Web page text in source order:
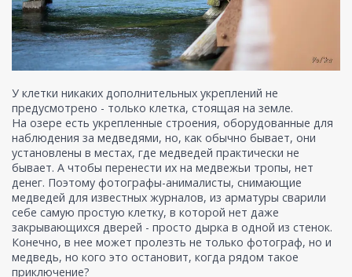
У клетки никаких дополнительных укреплений не
предусмотрено - только клетка, стоящая на земле.
На озере есть укрепленные строения, оборудованные для
наблюдения за медведями, но, как обычно бывает, они
установлены в местах, где медведей практически не
бывает. А чтобы перенести их на медвежьи тропы, нет
денег. Поэтому фотографы-анималисты, снимающие
медведей для известных журналов, из арматуры сварили
себе самую простую клетку, в которой нет даже
закрывающихся дверей - просто дырка в одной из стенок.
Конечно, в нее может пролезть не только фотограф, но и
медведь, но кого это остановит, когда рядом такое
приключение?